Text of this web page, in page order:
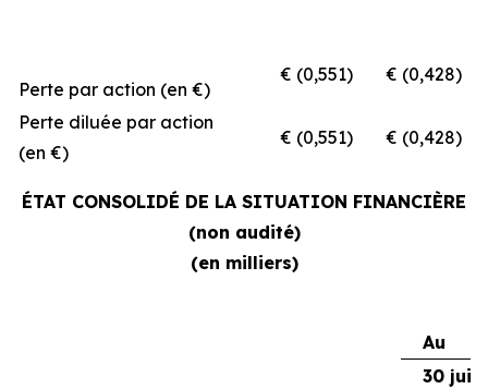
Perte par action (en €)
€ (0,551) € (0,428)
Perte diluée par action
(en €)
€ (0,551) € (0,428)
ÉTAT CONSOLIDÉ DE LA SITUATION FINANCIÈRE
(non audité)
(en milliers)
Au
30 juin